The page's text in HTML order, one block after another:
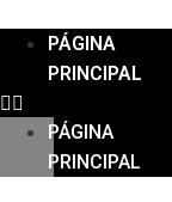
PÁGINA
PRINCIPAL
PÁGINA
PRINCIPAL